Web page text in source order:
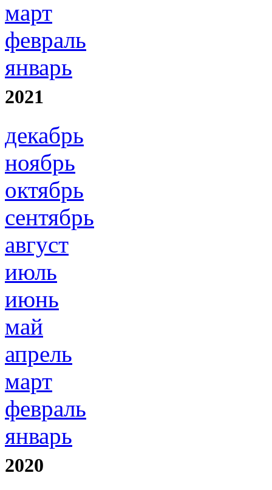
март
февраль
январь
2021
декабрь
ноябрь
октябрь
сентябрь
август
июль
июнь
май
апрель
март
февраль
январь
2020